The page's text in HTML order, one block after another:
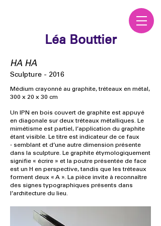
Léa Bouttier
HA HA
Sculpture - 2016
Médium crayonné au graphite, tréteaux en métal,
300 x 20 x 30 cm
Un IPN en bois couvert de graphite est appuyé
en diagonale sur deux tréteaux métalliques. Le
mimétisme est partiel, l’application du graphite
étant visible. Le titre est indicateur de ce faux
- semblant et d’une autre dimension présente
dans la sculpture. Le graphite étymologiquement
signifie « écrire » et la poutre présentée de face
est un H en perspective, tandis que les tréteaux
forment deux « A ». La pièce invite à reconnaître
des signes typographiques présents dans
l’architecture du lieu.